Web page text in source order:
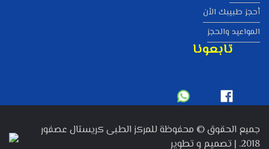
أحجز طبيبك الاْن
المواعيد والحجز
تابعونا
جميع الحقوق © محفوظة للمركز الطبى كريستال عصفور
2018. | تصميم و تطوير